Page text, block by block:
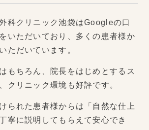
科クリニック池袋はGoogleの口
いただいており、多くの患者様か
ただいています。
もちろん、院長をはじめとするス
クリニック環境も好評です。
られた患者様からは「自然な仕上
寧に説明してもらえて安心でき